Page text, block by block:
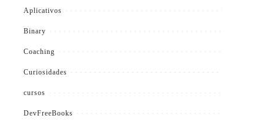
Aplicativos
Binary
Coaching
Curiosidades
cursos
DevFreeBooks